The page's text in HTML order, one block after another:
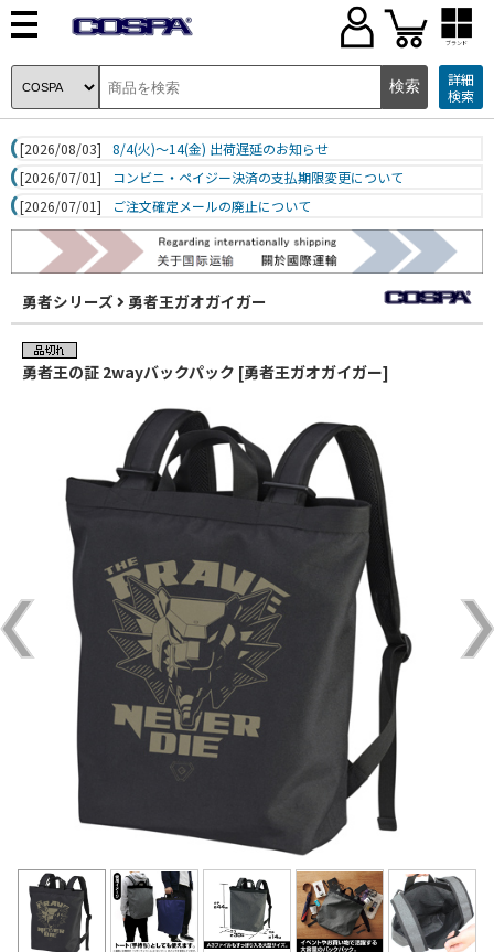
ブランド
詳細
検索
[2026/08/03]
8/4(火)～14(金) 出荷遅延のお知らせ
[2026/07/01]
コンビニ・ペイジー決済の支払期限変更について
[2026/07/01]
ご注文確定メールの廃止について
勇者シリーズ 勇者王ガオガイガー
勇者王の証 2wayバックパック [勇者王ガオガイガー]